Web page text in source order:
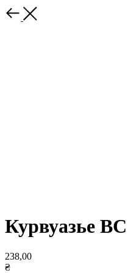
Курвуазье ВС
238,00
₴